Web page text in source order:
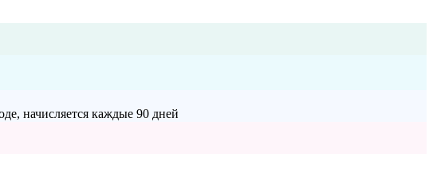
начисляется каждые 90 дней